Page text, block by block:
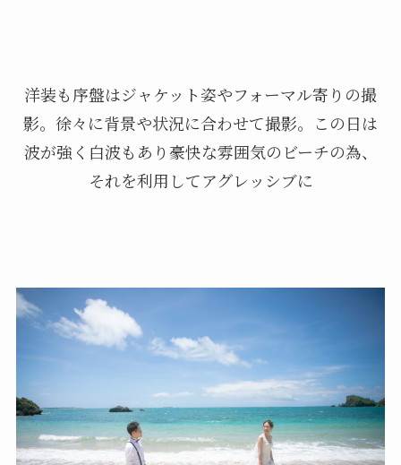
洋装も序盤はジャケット姿やフォーマル寄りの撮
影。徐々に背景や状況に合わせて撮影。この日は
波が強く白波もあり豪快な雰囲気のビーチの為、
それを利用してアグレッシブに